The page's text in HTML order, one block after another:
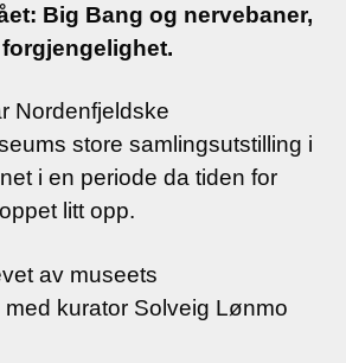
Big Bang og nervebaner,
Nordenfjeldske
store samlingsutstilling i
i en periode da tiden for
litt opp.
av museets
kurator Solveig Lønmo